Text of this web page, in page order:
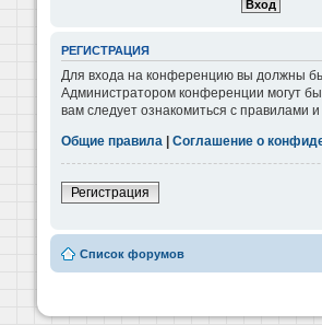
РЕГИСТРАЦИЯ
Для входа на конференцию вы должны
Администратором конференции могут
вам следует ознакомиться с правилами
Общие правила
Соглашение о
Регистрация
Список форумов